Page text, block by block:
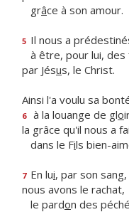
grâce à son amour.
5 Il nous a
à être, pour lui,
par Jésus, le Christ.
Ainsi l'a voulu sa
6 à la louange de glo
la grâce qu'il nous a
dans le Fils bien-
7 En lui, par son
nous avons le rachat,
le pardon des